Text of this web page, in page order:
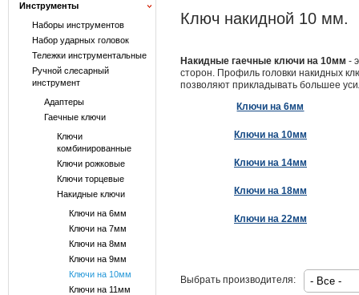
Инструменты
Наборы инструментов
Набор ударных головок
Тележки инструментальные
Ручной слесарный
инструмент
Адаптеры
Гаечные ключи
Ключи
комбинированные
Ключи рожковые
Ключи торцевые
Накидные ключи
Ключи на 6мм
Ключи на 7мм
Ключи на 8мм
Ключи на 9мм
Ключи на 10мм
Ключи на 11мм
Ключ накидной 10 мм.
Накидные гаечные ключи на 10мм -
сторон. Профиль головки накидных
позволяют прикладывать большее
Ключи на 6мм
Ключи на 10мм
Ключи на 14мм
Ключи на 18мм
Ключи на 22мм
Выбрать производителя: